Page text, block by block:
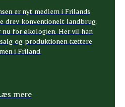
er nyt medlem i Frilands
drev konventionelt landbrug,
nu for økologien. Her vil han
og produktionen tættere
i Friland.
mere